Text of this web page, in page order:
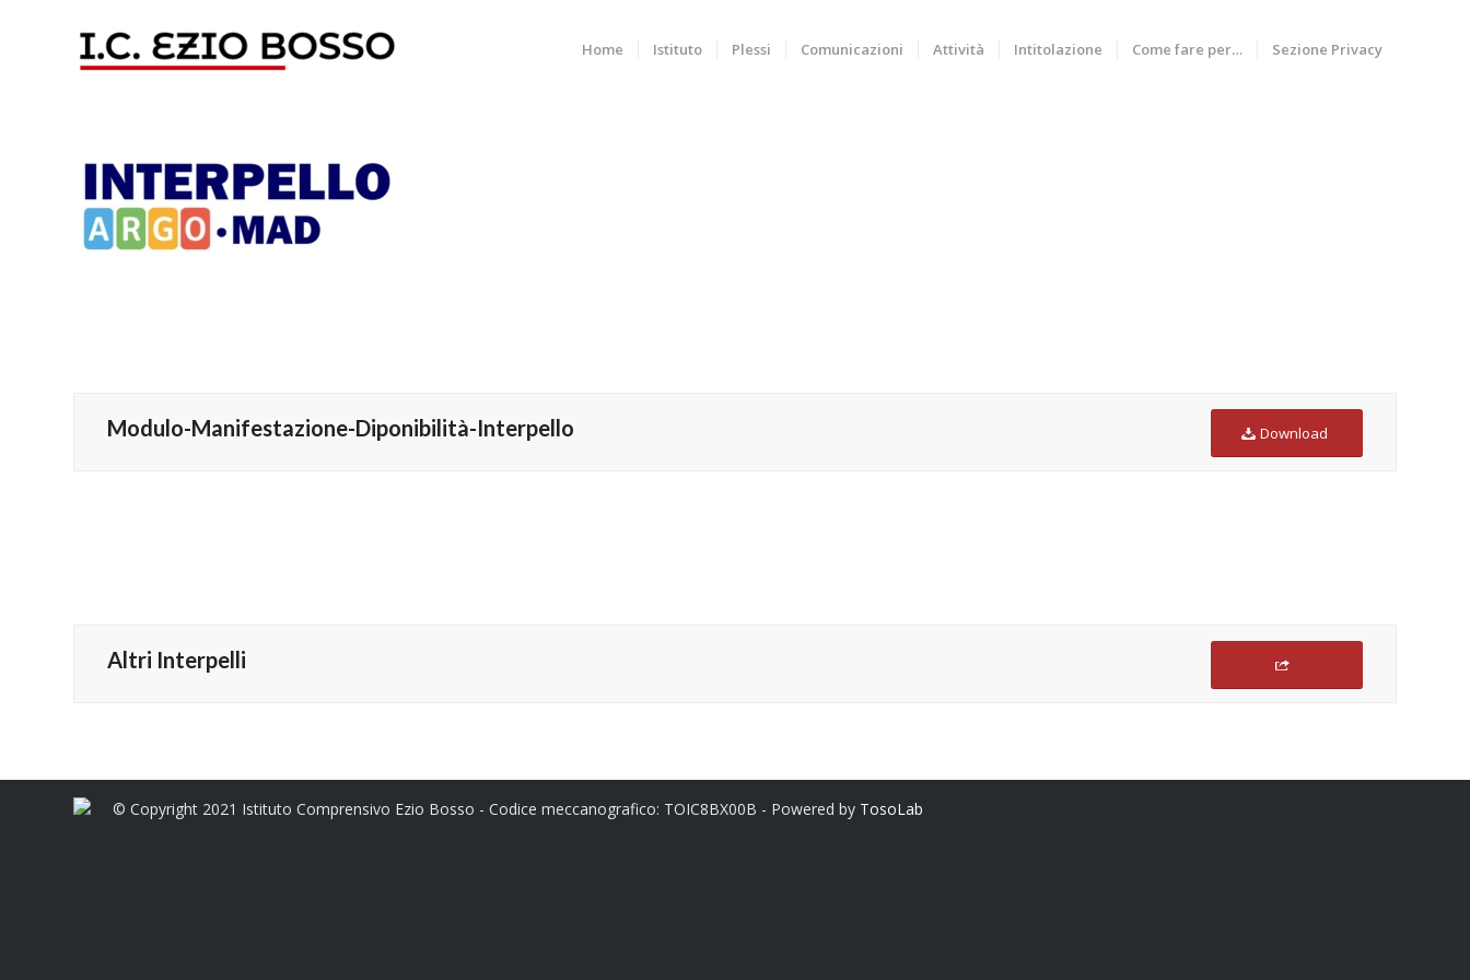
Home Istituto Plessi Comunicazioni Attività Intitolazione Come fare per… Sezione Privacy
Modulo-Manifestazione-Diponibilità-Interpello Download
Altri Interpelli
© Copyright 2021 Istituto Comprensivo Ezio Bosso - Codice meccanografico: TOIC8BX00B - Powered by TosoLab